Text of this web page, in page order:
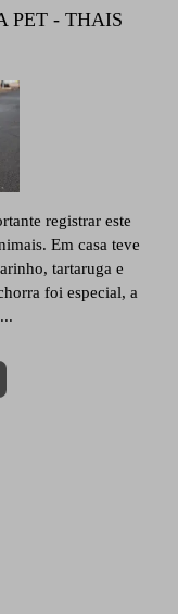
PET - THAIS
registrar este
Em casa teve
tartaruga e
foi especial, a